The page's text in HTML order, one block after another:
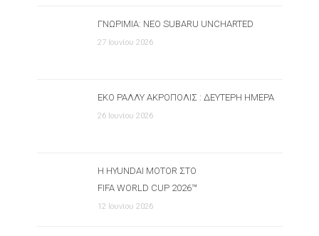
ΓΝΩΡΙΜΊΑ: ΝΈΟ SUBARU UNCHARTED
27 Ιουνίου 2026
ΕΚΟ ΡΆΛΛΥ ΑΚΡΌΠΟΛΙΣ : ΔΕΎΤΕΡΗ ΗΜΈΡΑ
26 Ιουνίου 2026
Η HYUNDAI MOTOR ΣΤΟ
FIFA WORLD CUP 2026™
12 Ιουνίου 2026